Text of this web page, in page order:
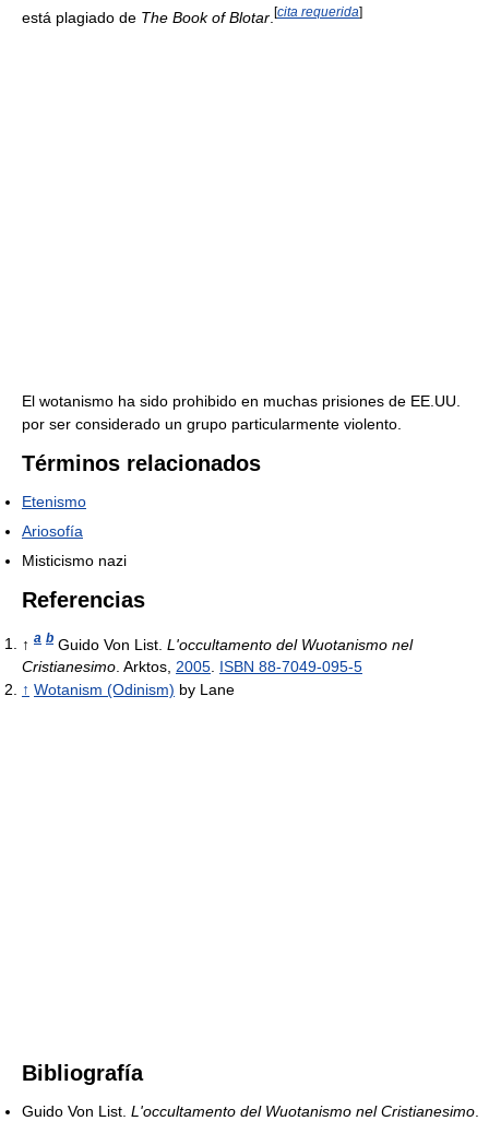
está plagiado de The Book of Blotar [cita requerida]
El wotanismo ha sido prohibido en muchas prisiones de EE.UU.
por ser considerado un grupo particularmente violento.
Términos relacionados
Etenismo
Ariosofía
Misticismo nazi
Referencias
↑ a b Guido Von List. L'occultamento del Wuotanismo nel
Cristianesimo. Arktos, 2005. ISBN 88-7049-095-5
↑ Wotanism (Odinism) by Lane
Bibliografía
Guido Von List. L'occultamento del Wuotanismo nel Cristianesimo.